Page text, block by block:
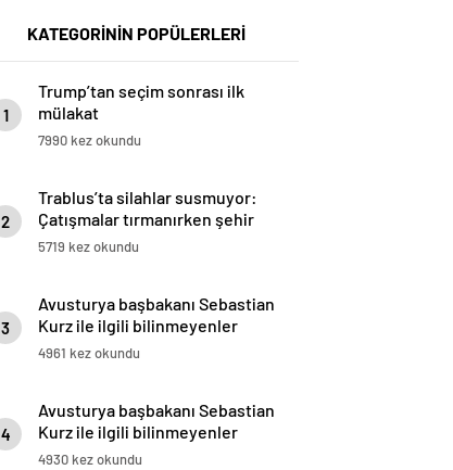
KATEGORİNİN POPÜLERLERİ
1
Trump’tan seçim sonrası ilk
mülakat
7990 kez okundu
2
Trablus’ta silahlar susmuyor:
Çatışmalar tırmanırken şehir
alarmda
5719 kez okundu
3
Avusturya başbakanı Sebastian
Kurz ile ilgili bilinmeyenler
4961 kez okundu
4
Avusturya başbakanı Sebastian
Kurz ile ilgili bilinmeyenler
4930 kez okundu